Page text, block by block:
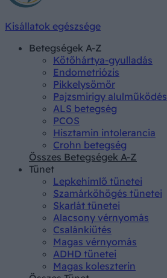
Kisállatok egészsége
Betegségek A-Z
Kötőhártya-gyulladás
Endometriózis
Pikkelysömör
Pajzsmirigy alulműködés
ALS betegség
PCOS
Hisztamin intolerancia
Crohn betegség
Összes Betegségek A-Z
Tünet
Lepkehimlő tünetei
Szamárköhögés tünetei
Skarlát tünetei
Alacsony vérnyomás
Csalánkiütés
Magas vérnyomás
ADHD tünetei
Magas koleszterin